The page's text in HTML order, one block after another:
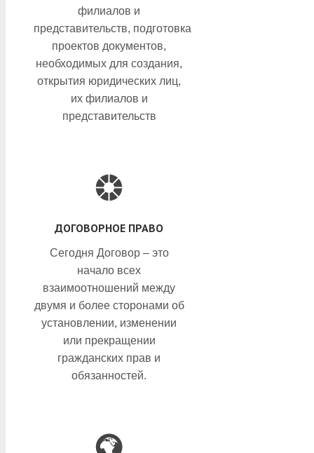
филиалов и
представительств, подготовка
проектов документов,
необходимых для создания,
открытия юридических лиц,
их филиалов и
представительств
ДОГОВОРНОЕ ПРАВО
Сегодня Договор – это
начало всех
взаимоотношений между
двумя и более сторонами об
установлении, изменении
или прекращении
гражданских прав и
обязанностей.